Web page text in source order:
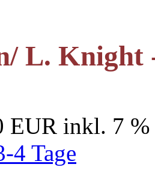
L. Knight
EUR inkl. 7
4 Tage